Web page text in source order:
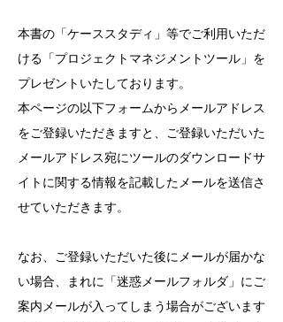
本書の「ケーススタディ」等でご利用いただ
ける「プロジェクトマネジメントツール」を
プレゼントいたしております。
本ページの以下フォームからメールアドレス
をご登録いただきますと、ご登録いただいた
メールアドレス宛にツールのダウンロードサ
イトに関する情報を記載したメールを送信さ
せていただきます。
なお、ご登録いただいた後にメールが届かな
い場合、まれに「迷惑メールフォルダ」にご
案内メールが入ってしまう場合がございます